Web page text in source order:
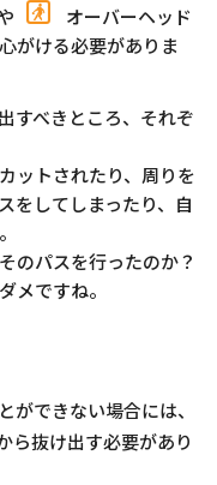
オーバーヘッド
がける必要がありま
すべきところ、それぞ
ットされたり、周りを
をしてしまったり、自
のパスを行ったのか？
メですね。
ができない場合には、
ら抜け出す必要があり